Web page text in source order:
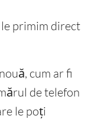
primim direct
cum ar fi
de telefon
le poți